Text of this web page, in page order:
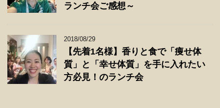
ランチ会ご感想～
2018/08/29
【先着1名様】香りと食で「痩せ体
質」と「幸せ体質」を手に入れたい
方必見！のランチ会